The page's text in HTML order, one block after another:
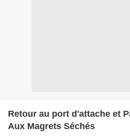
Retour au port d'attache et
Aux Magrets Séchés